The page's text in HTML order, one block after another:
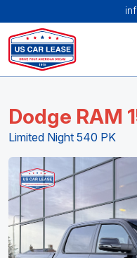
Dodge RAM
Limited Night 540 PK